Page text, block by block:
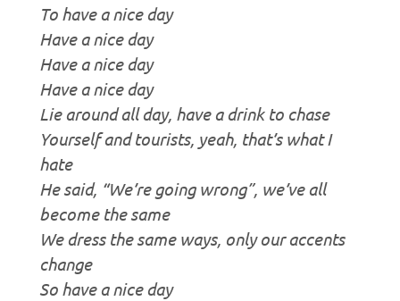
To have a nice day
Have a nice day
Have a nice day
Have a nice day
Lie around all day, have a drink to chase
Yourself and tourists, yeah, that’s what I
hate
He said, “We’re going wrong”, we’ve all
become the same
We dress the same ways, only our accents
change
So have a nice day